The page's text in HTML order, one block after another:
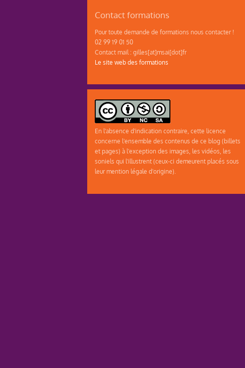
Contact formations
Pour toute demande de formations nous contacter !
02 99 19 01 50
Contact mail : gilles[at]msai[dot]fr
Le site web des formations
En l'absence d'indication contraire, cette licence
concerne l'ensemble des contenus de ce blog (billets
et pages) à l'exception des images, les vidéos, les
soniels qui l'illustrent (ceux-ci demeurent placés sous
leur mention légale d'origine).